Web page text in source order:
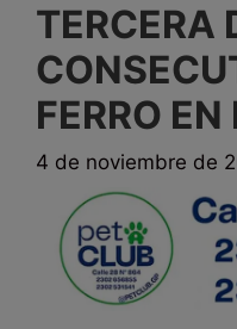
TERCERA
FERRO
4 de noviembre de